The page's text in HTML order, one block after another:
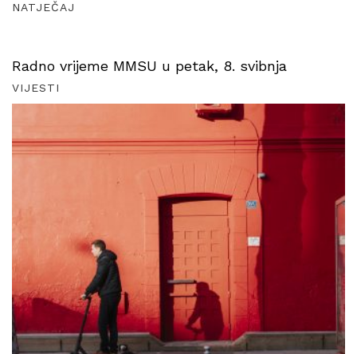
NATJEČAJ
Radno vrijeme MMSU u petak, 8. svibnja
VIJESTI